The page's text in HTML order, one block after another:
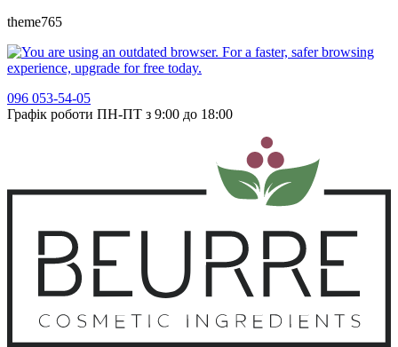
theme765
096 053-54-05
Графік роботи ПН-ПТ з 9:00 до 18:00